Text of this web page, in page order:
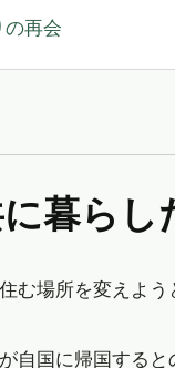
再会
に暮ら
む場所を変えよう
自国に帰国する